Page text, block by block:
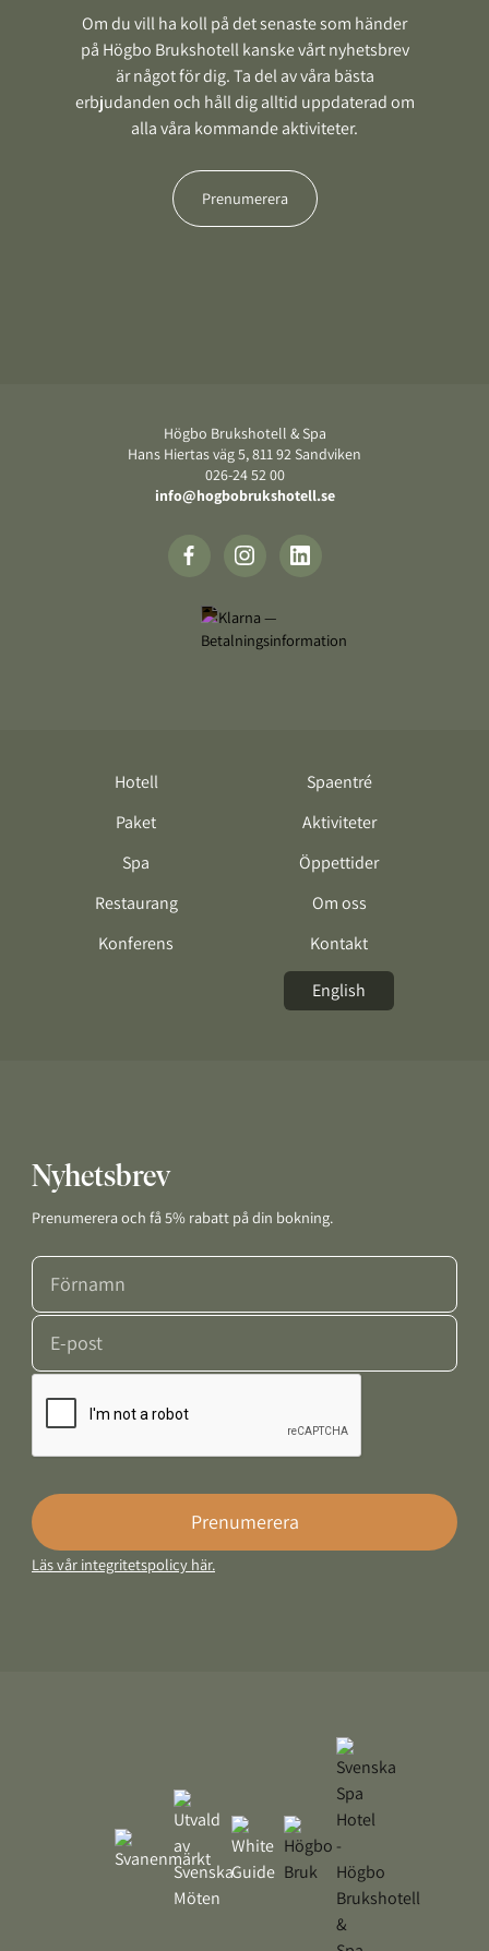
Om du vill ha koll på det senaste som händer
på Högbo Brukshotell kanske vårt nyhetsbrev
är något för dig. Ta del av våra bästa
erbjudanden och håll dig alltid uppdaterad om
alla våra kommande aktiviteter.
Prenumerera
Högbo Brukshotell & Spa
Hans Hiertas väg 5, 811 92 Sandviken
026-24 52 00
info@hogbobrukshotell.se
Hotell
Paket
Spa
Restaurang
Konferens
Spaentré
Aktiviteter
Öppettider
Om oss
Kontakt
English
Nyhetsbrev
Prenumerera och få 5% rabatt på din bokning.
Förnamn
E-post
Prenumerera
Läs vår integritetspolicy här.